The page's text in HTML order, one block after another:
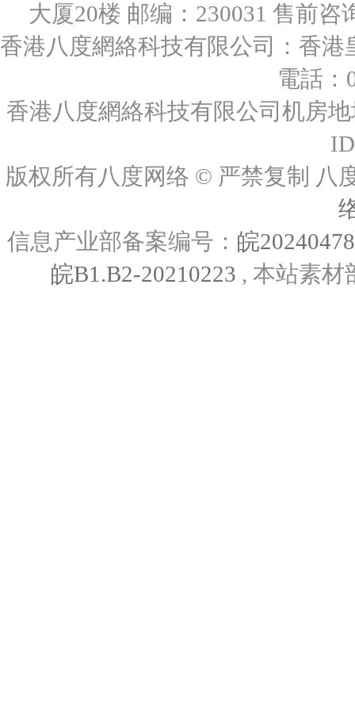
大厦20楼 邮编：230031 售前咨
香港八度網絡科技有限公司：香
電話：
香港八度網絡科技有限公司机房
版权所有八度网络 © 严禁复制
信息产业部备案编号： 皖
皖B1.B2-20210223 , 本站素材